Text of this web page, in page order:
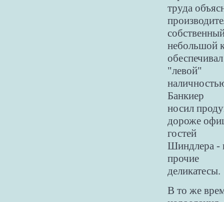
труда
небольшой
"левой"
Банкиер
носил
дороже
гостей
Шиндлера -
прочие
деликатесы.
В то же